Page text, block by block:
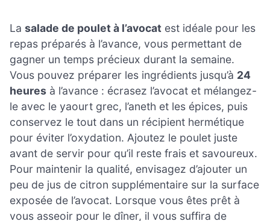
La salade de poulet à l’avocat est idéale pour les
repas préparés à l’avance, vous permettant de
gagner un temps précieux durant la semaine.
Vous pouvez préparer les ingrédients jusqu’à 24
heures à l’avance : écrasez l’avocat et mélangez-
le avec le yaourt grec, l’aneth et les épices, puis
conservez le tout dans un récipient hermétique
pour éviter l’oxydation. Ajoutez le poulet juste
avant de servir pour qu’il reste frais et savoureux.
Pour maintenir la qualité, envisagez d’ajouter un
peu de jus de citron supplémentaire sur la surface
exposée de l’avocat. Lorsque vous êtes prêt à
vous asseoir pour le dîner, il vous suffira de